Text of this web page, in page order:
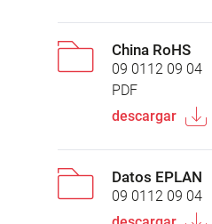
China RoHS
09 0112 09 04
PDF
descargar
Datos EPLAN
09 0112 09 04